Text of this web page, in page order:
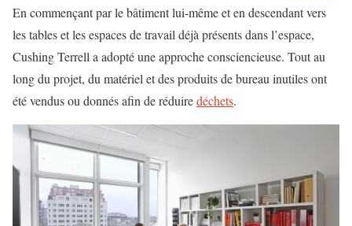
En commençant par le bâtiment lui-même et en descendant vers
les tables et les espaces de travail déjà présents dans l’espace,
Cushing Terrell a adopté une approche consciencieuse. Tout au
long du projet, du matériel et des produits de bureau inutiles ont
été vendus ou donnés afin de réduiredéchets.